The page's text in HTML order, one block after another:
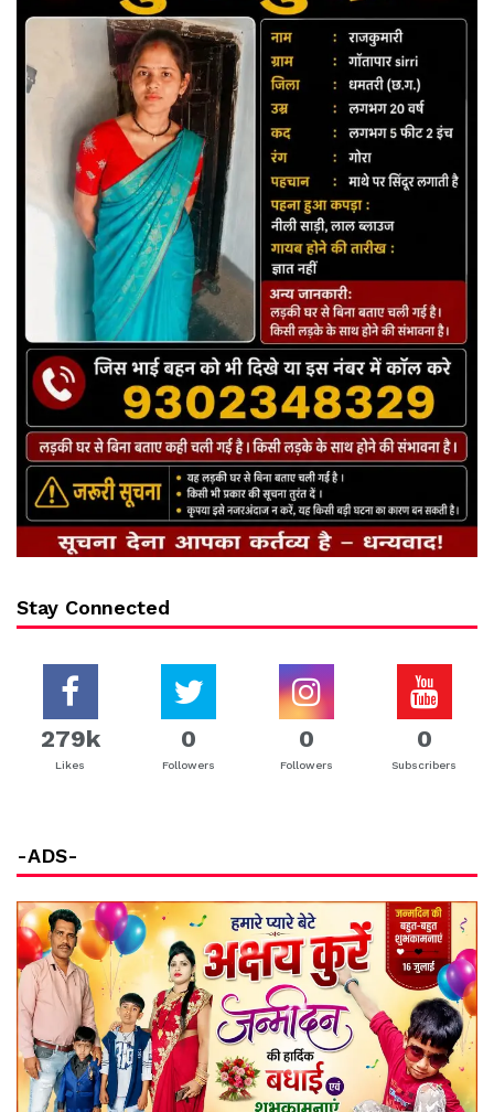
Stay Connected
279k
Likes
0
Followers
0
Followers
0
Subscribers
-ADS-